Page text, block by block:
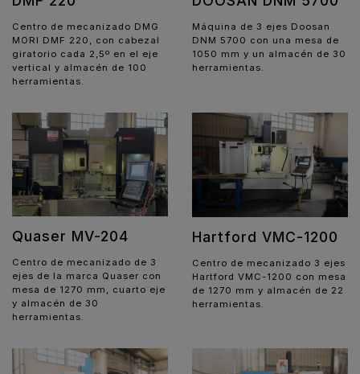
Centro de mecanizado DMG
MORI DMF 220, con cabezal
giratorio cada 2,5º en el eje
vertical y almacén de 100
herramientas.
Máquina de 3 ejes Doosan
DNM 5700 con una mesa de
1050 mm y un almacén de 30
herramientas.
Quaser MV-204
Centro de mecanizado de 3
ejes de la marca Quaser con
mesa de 1270 mm, cuarto eje
y almacén de 30
herramientas.
Hartford VMC-1200
Centro de mecanizado 3 ejes
Hartford VMC-1200 con mesa
de 1270 mm y almacén de 22
herramientas.